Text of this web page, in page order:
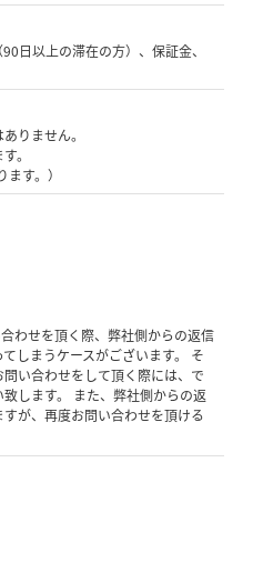
日以上の滞在の方）、保証金、
りません。
。
す。）
わせを頂く際、弊社側からの返信
しまうケースがございます。 そ
い合わせをして頂く際には、で
します。 また、弊社側からの返
が、再度お問い合わせを頂ける